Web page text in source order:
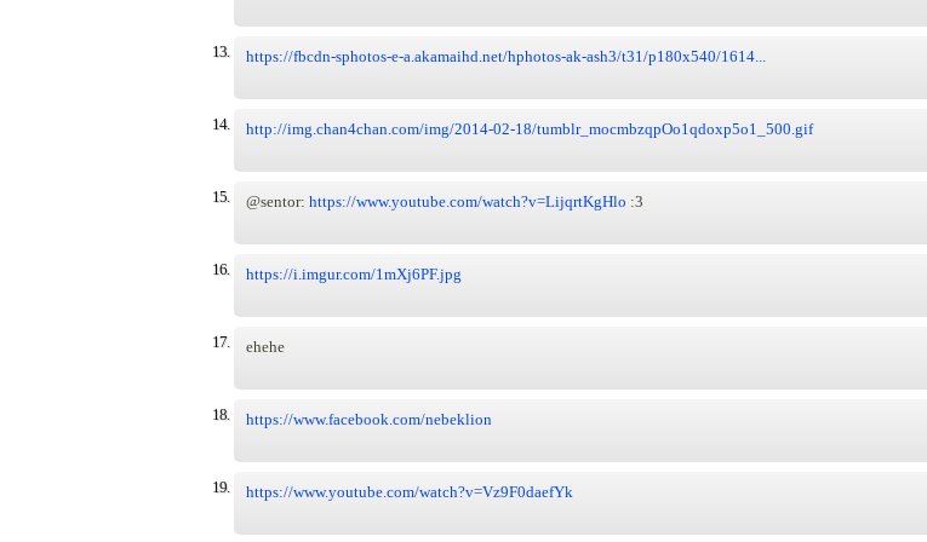
13. https://fbcdn-sphotos-e-a.akamaihd.net/hphotos-ak-ash3/t31/p180x540/1614...
14. http://img.chan4chan.com/img/2014-02-18/tumblr_mocmbzqpOo1qdoxp5o1_500.gif
15. @sentor: https://www.youtube.com/watch?v=LijqrtKgHlo :3
16. https://i.imgur.com/1mXj6PF.jpg
17. ehehe
18. https://www.facebook.com/nebeklion
19. https://www.youtube.com/watch?v=Vz9F0daefYk